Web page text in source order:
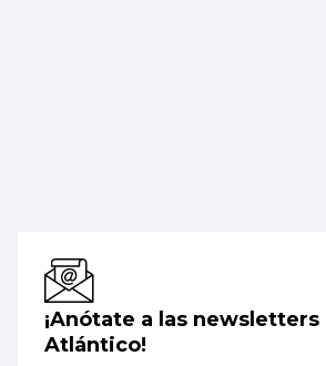
¡Anótate a las newsletters
Atlántico!